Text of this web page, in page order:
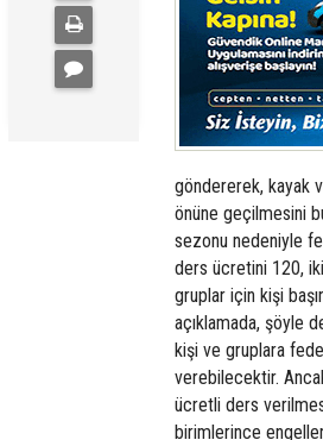
göndererek, kayak
önüne geçilmesini
sezonu nedeniyle
ders ücretini 120,
gruplar için kişi
açıklamada, şöyle
kişi ve gruplara
verebilecektir.
ücretli ders
birimlerince